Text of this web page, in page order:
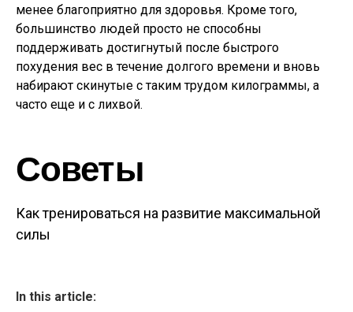
менее благоприятно для здоровья. Кроме того,
большинство людей просто не способны
поддерживать достигнутый после быстрого
похудения вес в течение долгого времени и вновь
набирают скинутые с таким трудом килограммы, а
часто еще и с лихвой.
Советы
Навигация по
записям
Как тренироваться на развитие максимальной
силы
In this article: